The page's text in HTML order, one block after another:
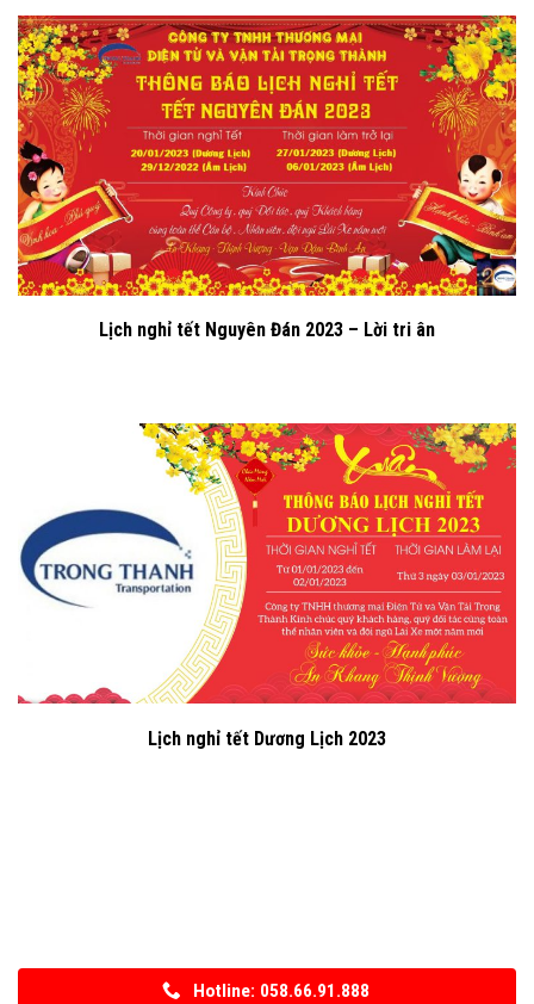
Lịch nghỉ tết Nguyên Đán 2023 – Lời tri ân
Lịch nghỉ tết Dương Lịch 2023
Hotline: 058.66.91.888